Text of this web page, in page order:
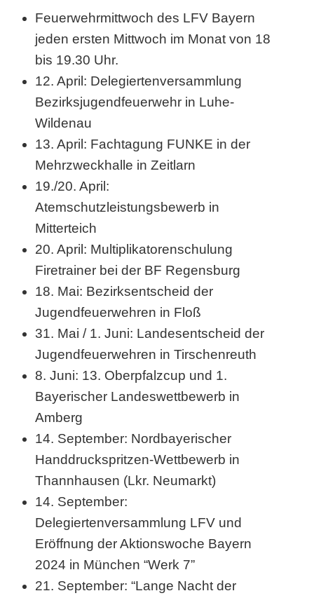
Feuerwehrmittwoch des LFV Bayern
jeden ersten Mittwoch im Monat von 18
bis 19.30 Uhr.
12. April: Delegiertenversammlung
Bezirksjugendfeuerwehr in Luhe-
Wildenau
13. April: Fachtagung FUNKE in der
Mehrzweckhalle in Zeitlarn
19./20. April:
Atemschutzleistungsbewerb in
Mitterteich
20. April: Multiplikatorenschulung
Firetrainer bei der BF Regensburg
18. Mai: Bezirksentscheid der
Jugendfeuerwehren in Floß
31. Mai / 1. Juni: Landesentscheid der
Jugendfeuerwehren in Tirschenreuth
8. Juni: 13. Oberpfalzcup und 1.
Bayerischer Landeswettbewerb in
Amberg
14. September: Nordbayerischer
Handdruckspritzen-Wettbewerb in
Thannhausen (Lkr. Neumarkt)
14. September:
Delegiertenversammlung LFV und
Eröffnung der Aktionswoche Bayern
2024 in München “Werk 7”
21. September: “Lange Nacht der